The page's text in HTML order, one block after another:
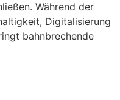
Während der
Digitalisierung
bahnbrechende